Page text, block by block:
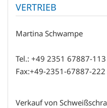
VERTRIEB
Martina Schwampe
Tel.: +49 2351 67887-113
Fax:+49-2351-67887-222
Verkauf von